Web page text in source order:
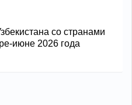
со странами
июне 2026 года